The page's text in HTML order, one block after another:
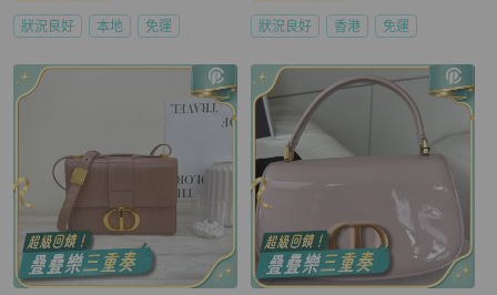
狀況良好 本地 免運 狀況良好 香港 免運